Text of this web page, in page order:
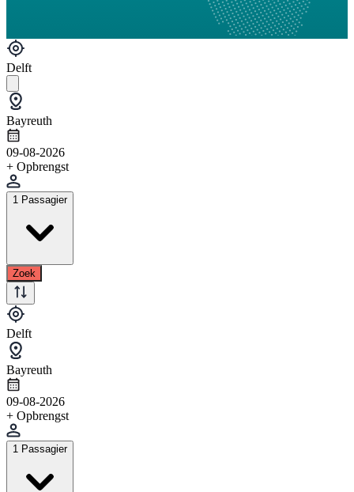
Delft
Bayreuth
09-08-2026
+ Opbrengst
1 Passagier
Zoek
Delft
Bayreuth
09-08-2026
+ Opbrengst
1 Passagier